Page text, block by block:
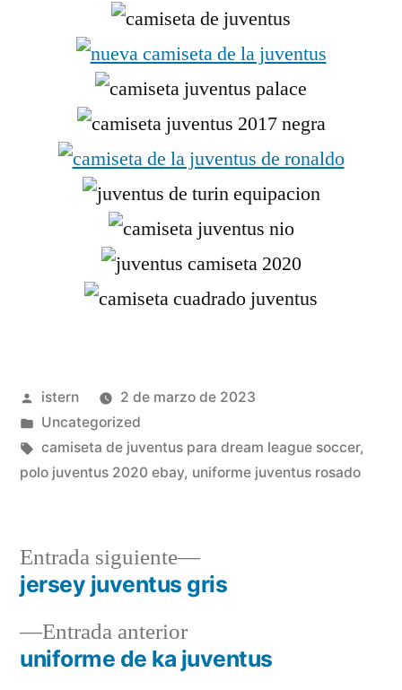
Publicado
por
istern
2 de marzo de 2023
Publicado
en
Uncategorized
Etiquetas:
camiseta de juventus para dream league soccer,
polo juventus 2020 ebay, uniforme juventus rosado
Navegación
deEntrada anteriorEntrada
anterior:
uniforme de ka juventus
Entrada siguiente
Entrada
siguiente:
jersey juventus gris